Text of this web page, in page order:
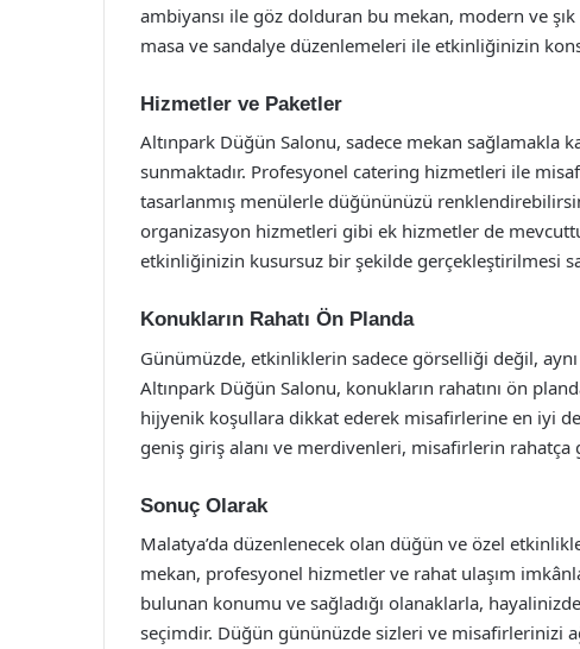
ambiyansı ile göz dolduran bu mekan, modern ve
masa ve sandalye düzenlemeleri ile etkinliğinizin
Hizmetler ve Paketler
Altınpark Düğün Salonu, sadece mekan sağlamakla
sunmaktadır. Profesyonel catering hizmetleri ile
tasarlanmış menülerle düğününüzü
organizasyon hizmetleri gibi ek hizmetler de
etkinliğinizin kusursuz bir şekilde gerçekleştirilmesi
Konukların Rahatı Ön Planda
Günümüzde, etkinliklerin sadece görselliği değil,
Altınpark Düğün Salonu, konukların rahatını ön
hijyenik koşullara dikkat ederek misafirlerine en iyi
geniş giriş alanı ve merdivenleri, misafirlerin rahatça
Sonuç Olarak
Malatya’da düzenlenecek olan düğün ve özel
mekan, profesyonel hizmetler ve rahat ulaşım
bulunan konumu ve sağladığı olanaklarla,
seçimdir. Düğün gününüzde sizleri ve misafirlerinizi